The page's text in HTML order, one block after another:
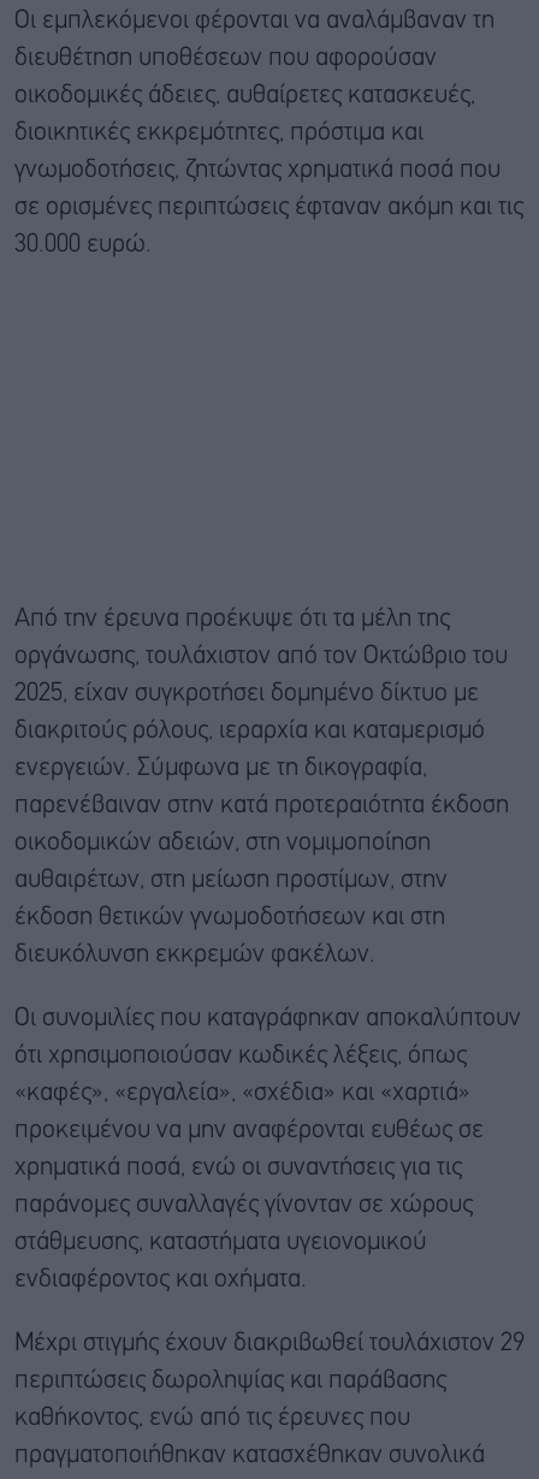
Οι εμπλεκόμενοι φέρονται να αναλάμβαναν τη
διευθέτηση υποθέσεων που αφορούσαν
οικοδομικές άδειες, αυθαίρετες κατασκευές,
διοικητικές εκκρεμότητες, πρόστιμα και
γνωμοδοτήσεις, ζητώντας χρηματικά ποσά που
σε ορισμένες περιπτώσεις έφταναν ακόμη και τις
30.000 ευρώ.
Από την έρευνα προέκυψε ότι τα μέλη της
οργάνωσης, τουλάχιστον από τον Οκτώβριο του
2025, είχαν συγκροτήσει δομημένο δίκτυο με
διακριτούς ρόλους, ιεραρχία και καταμερισμό
ενεργειών. Σύμφωνα με τη δικογραφία,
παρενέβαιναν στην κατά προτεραιότητα έκδοση
οικοδομικών αδειών, στη νομιμοποίηση
αυθαιρέτων, στη μείωση προστίμων, στην
έκδοση θετικών γνωμοδοτήσεων και στη
διευκόλυνση εκκρεμών φακέλων.
Οι συνομιλίες που καταγράφηκαν αποκαλύπτουν
ότι χρησιμοποιούσαν κωδικές λέξεις, όπως
«καφές», «εργαλεία», «σχέδια» και «χαρτιά»
προκειμένου να μην αναφέρονται ευθέως σε
χρηματικά ποσά, ενώ οι συναντήσεις για τις
παράνομες συναλλαγές γίνονταν σε χώρους
στάθμευσης, καταστήματα υγειονομικού
ενδιαφέροντος και οχήματα.
Μέχρι στιγμής έχουν διακριβωθεί τουλάχιστον 29
περιπτώσεις δωροληψίας και παράβασης
καθήκοντος, ενώ από τις έρευνες που
πραγματοποιήθηκαν κατασχέθηκαν συνολικά